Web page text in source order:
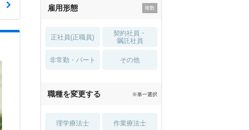
住宅手当・補助
土日祝休 無資格 OK
積極採用中 WEB面接OK
雇用形態
正社員(正職員)
契約社員・
嘱託社員
非常勤・パート その他
職種を変更する ※単一選択
理学療法士 作業療法士